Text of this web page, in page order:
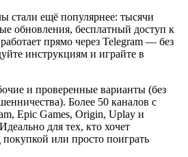
стали ещё популярнее: тысячи
обновления, бесплатный доступ к
прямо через Telegram — без
инструкциям и играйте в
и проверенные варианты (без
Более 50 каналов с
Epic Games, Origin, Uplay и
для тех, кто хочет
или просто поиграть